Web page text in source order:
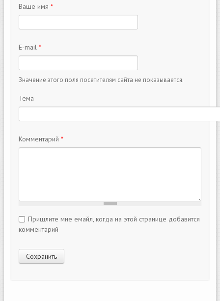
Ваше имя *
E-mail *
Значение этого поля посетителям сайта не показывается.
Тема
Комментарий *
Пришлите мне емайл, когда на этой странице добавится
комментарий